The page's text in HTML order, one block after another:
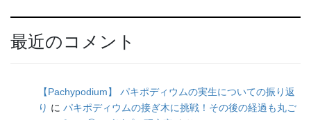
最近のコメント
【Pachypodium】 パキポディウムの実生についての振り返
り に パキポディウムの接ぎ木に挑戦！その後の経過も丸ご